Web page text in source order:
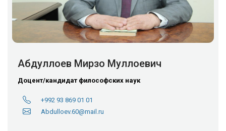
Абдуллоев Мирзо Муллоевич
Доцент/кандидат философских наук
+992 93 869 01 01
Abdulloev.60@mail.ru